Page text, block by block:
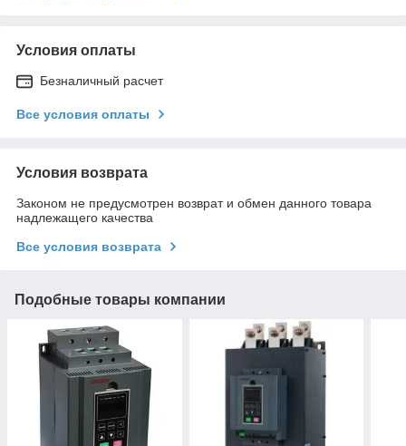
Условия оплаты
Безналичный расчет
Все условия оплаты
Условия возврата
Законом не предусмотрен возврат и обмен данного товара
надлежащего качества
Все условия возврата
Подобные товары компании